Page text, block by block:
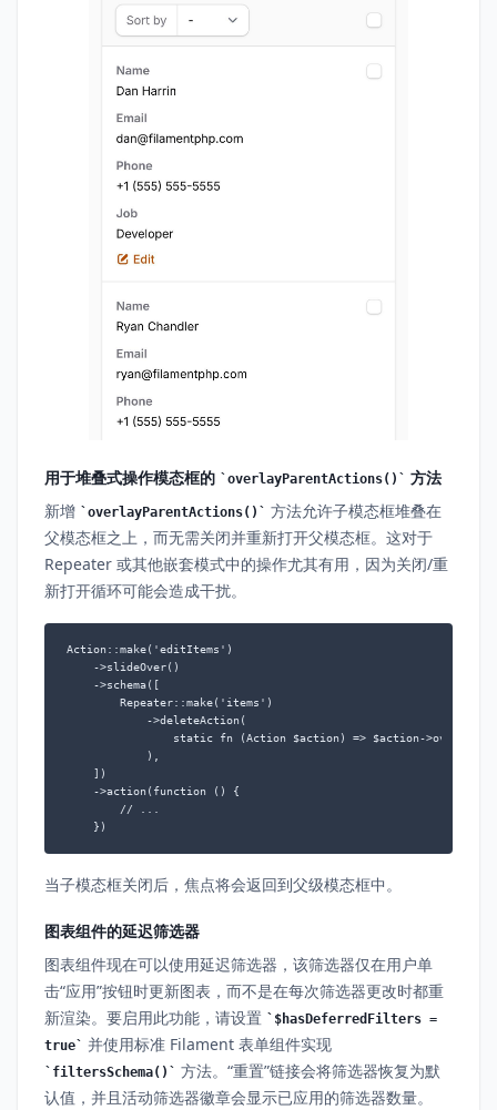
用于堆叠式操作模态框的 overlayParentActions()
方法
新增
overlayParentActions()
方法允许子模态框堆叠在
父模态框之上，而无需关闭并重新打开父模态框。这对于
Repeater 或其他嵌套模式中的操作尤其有用，因为关闭/重
新打开循环可能会造成干扰。
Action::make('editItems')
    ->slideOver()
    ->schema([
        Repeater::make('items')
            ->deleteAction(
static fn (Action $action) => $action-
            ),
    ])
    ->action(function () {
        // ...
    })
当子模态框关闭后，焦点将会返回到父级模态框中。
图表组件的延迟筛选器
图表组件现在可以使用延迟筛选器，该筛选器仅在用户单
击“应用”按钮时更新图表，而不是在每次筛选器更改时都重
新渲染。要启用此功能，请设置
$hasDeferredFilters =
true
并使用标准 Filament 表单组件实现
filtersSchema()
方法。“重置”链接会将筛选器恢复为默
认值，并且活动筛选器徽章会显示已应用的筛选器数量。